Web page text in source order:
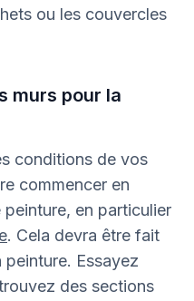
ou les couvercles
murs pour la
conditions de vos
commencer en
en particulier
. Cela devra être fait
Essayez
des sections